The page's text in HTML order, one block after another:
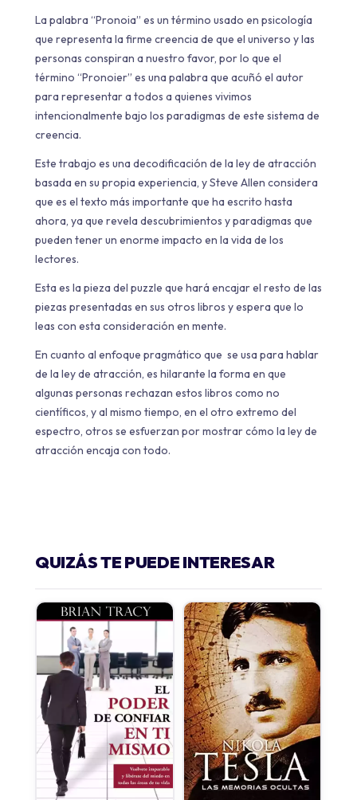
La palabra “Pronoia” es un término usado en psicología
que representa la firme creencia de que el universo y las
personas conspiran a nuestro favor, por lo que el
término “Pronoier” es una palabra que acuñó el autor
para representar a todos a quienes vivimos
intencionalmente bajo los paradigmas de este sistema de
creencia.
Este trabajo es una decodificación de la ley de atracción
basada en su propia experiencia, y Steve Allen considera
que es el texto más importante que ha escrito hasta
ahora, ya que revela descubrimientos y paradigmas que
pueden tener un enorme impacto en la vida de los
lectores.
Esta es la pieza del puzzle que hará encajar el resto de las
piezas presentadas en sus otros libros y espera que lo
leas con esta consideración en mente.
En cuanto al enfoque pragmático que se usa para hablar
de la ley de atracción, es hilarante la forma en que
algunas personas rechazan estos libros como no
científicos, y al mismo tiempo, en el otro extremo del
espectro, otros se esfuerzan por mostrar cómo la ley de
atracción encaja con todo.
QUIZÁS TE PUEDE INTERESAR